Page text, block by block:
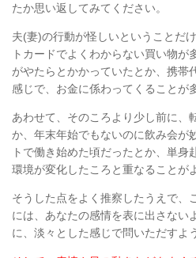
たか思い返してみてください。
夫(妻)の行動が怪しいということだけ
トカードでよくわからない買い物が
がやたらとかかっていたとか、 携帯
感じで、お金に係わってくることが
あわせて、そのころより少し前に、
か、 年末年始でもないのに飲み会が
トで働き始めた頃だったとか、 単身
環境が変化したころと重なることが
そうした点をよく推察したうえで、
には、 あなたの感情を表に出さない
に、淡々とした感じで問いただすよ